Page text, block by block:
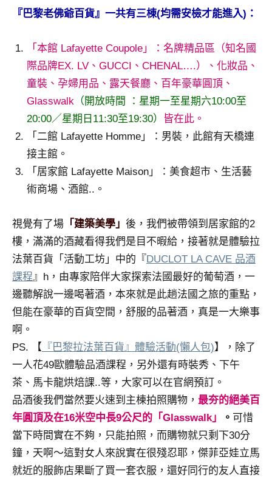
校
座、
雜
欄、
觀
光
局
合
作
達
人
對
象。
★
『巴黎老佛爺百貨』一共有三棟(均需安檢才能進入)：
「本館 Lafayette Coupole」：名牌精品區（知名國
際品牌EX. LV、GUCCI、CHENAL….）、化妝品、
童裝、孕婦用品、露天餐廳、百年豪華圓頂、
Glasswalk （開放時間 ：星期一至星期六10:00至
20:00／星期日11:30至19:30）
皆在此。
「二館 Lafayette Homme」：男裝，此館有天橋連
接主館。
「居家館 Lafayette Maison」：美食超市、生活藝
術商場、酒館..。
視覺有了場 「建築美學」 後，我們被帶領到居家館的2
樓，滿滿的酒藏看得我們是目不暇給，接著就是體驗拉
法葉百貨「活動工坊」中的『DUCLOT LA CAVE 品酒
課程 』h，由專家陪伴大家探索法國最好的葡萄酒，一
邊聽解說一邊喝著酒，本來就是此趟法國之旅的重點，
但能在豪華的百貨空間，舒服的品著酒，真是一大樂事
啊。
PS. 【
『巴黎拉法葉百貨』體驗活動(懶人包)】，除了
一人花49歐體驗品酒課程，另外還有時裝秀、下午
茶、馬卡龍烘焙課..等，大家可以在官網預訂。
品酒後我們當然要火速到主棟拍照購物， 最夯的絕美百
年圓頂及在16米空中長9公尺的「Glasswalk」
。 可惜
當下時間實在不夠，只能拍照，而購物就只剩下30分
鐘，天啊～這對女人來說實在很殘忍耶，傑菲亞娃立馬
就近的服飾店果斷了買一套衣服，還好同行的友人直接